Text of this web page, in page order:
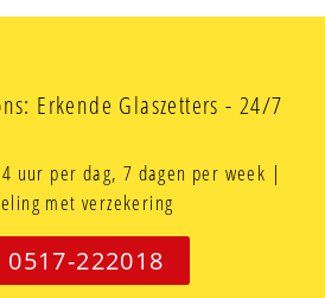
Erkende Glaszetters - 24/7
uur per dag, 7 dagen per week |
met verzekering
0517-222018